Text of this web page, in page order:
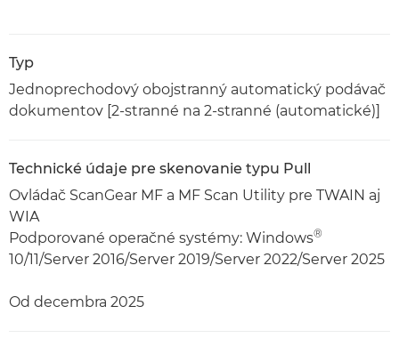
Typ
Jednoprechodový obojstranný automatický podávač
dokumentov [2-stranné na 2-stranné (automatické)]
Technické údaje pre skenovanie typu Pull
Ovládač ScanGear MF a MF Scan Utility pre TWAIN aj
WIA
Podporované operačné systémy: Windows®
10/11/Server 2016/Server 2019/Server 2022/Server 2025
Od decembra 2025